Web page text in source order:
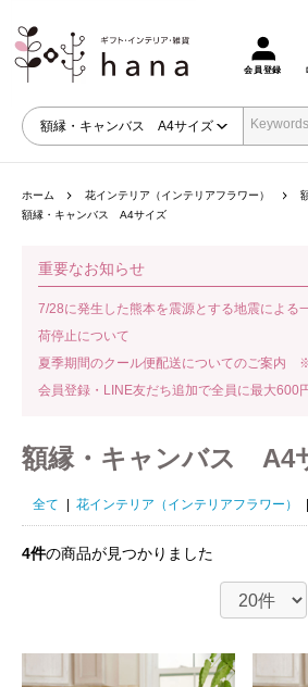
会員登録
ホーム 花インテリア（インテリアフラワー）
額縁・キャンバス A4サイズ
重要なお知らせ
7/28に発生した熊本を震源とする地震による
荷停止について
夏季期間のクール便配送についてのご案内
会員登録・LINE友だち追加で全員に最大600
額縁・キャンバス A4
全て 花インテリア（インテリアフラワー）
4件の商品が見つかりました